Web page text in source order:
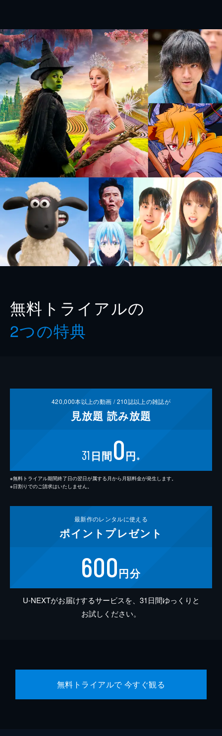
無料トライアルの
2つの特典
420,000本以上の動画 /210誌以上の雑誌が
見放題 読み放題
31 日間0円 ※
※無料トライアル期間終了日の翌日が属する月から月額料金が発生します。
※日割りでのご請求はいたしません。
最新作のレンタルに使える
ポイント プレゼント
600円分
U-NEXTがお届けするサービスを、31日間ゆっくりと
お試しください。
無料トライアルで 今すぐ観る